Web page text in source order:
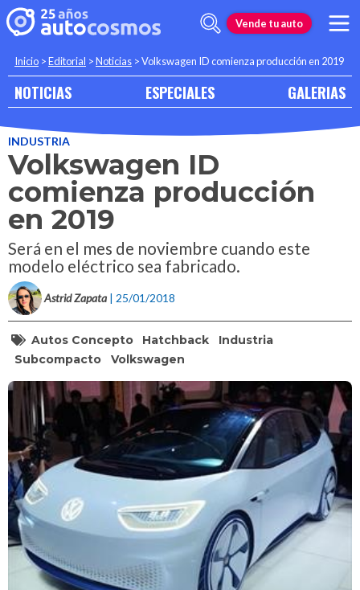
Vende tu auto
Inicio >Editorial >Noticias >Volkswagen ID comienza producción en 2019
NOTICIAS ESPECIALES GALERIAS
INDUSTRIA
Volkswagen ID
comienza producción
en 2019
Será en el mes de noviembre cuando este
modelo eléctrico sea fabricado.
Astrid Zapata | 25/01/2018
Autos Concepto Hatchback
Industria
Subcompacto
Volkswagen